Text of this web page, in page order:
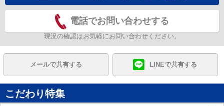
電話でお問い合わせする
現況の確認はお気軽にお問い合わせください。
メールで共有する LINEで共有する
こだわり特集